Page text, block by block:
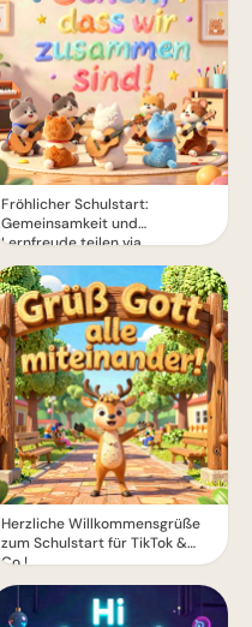
Fröhlicher Schulstart:
Gemeinsamkeit und
Lernfreude teilen via
WhatsApp!
Herzliche Willkommensgrüße
zum Schulstart für TikTok &
Co.!